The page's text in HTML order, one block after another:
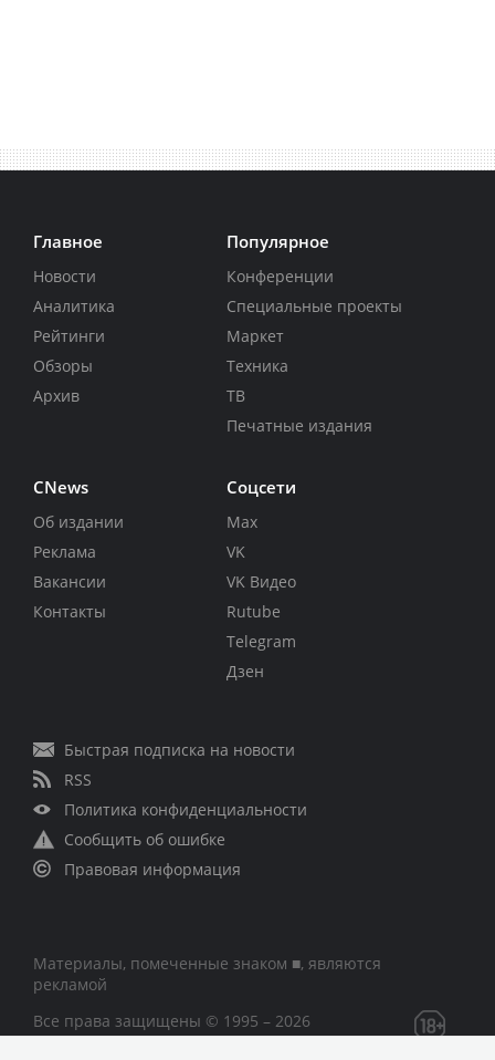
Главное
Новости
Аналитика
Рейтинги
Обзоры
Архив
Популярное
Конференции
Специальные проекты
Маркет
Техника
ТВ
Печатные издания
CNews
Об издании
Реклама
Вакансии
Контакты
Соцсети
Max
VK
VK Видео
Rutube
Telegram
Дзен
Быстрая подписка на новости
RSS
Политика конфиденциальности
Сообщить об ошибке
Правовая информация
Материалы, помеченные знаком ■, являются
рекламой
Все права защищены © 1995 – 2026